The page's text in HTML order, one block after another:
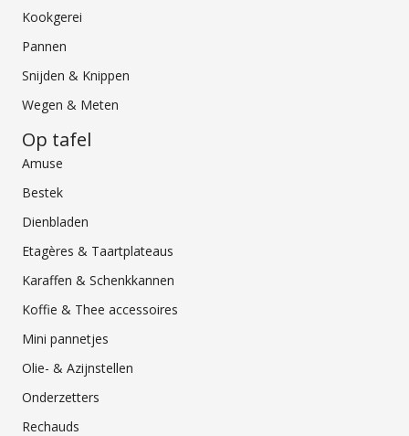
Kookgerei
Pannen
Snijden & Knippen
Wegen & Meten
Op tafel
Amuse
Bestek
Dienbladen
Etagères & Taartplateaus
Karaffen & Schenkkannen
Koffie & Thee accessoires
Mini pannetjes
Olie- & Azijnstellen
Onderzetters
Rechauds